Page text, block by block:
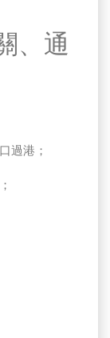
、通
過港；